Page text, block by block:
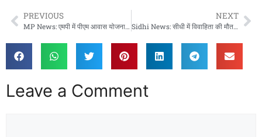
PREVIOUS
MP News: एमपी में पीएम आवास योजना में 152 करोड़ की वसूली, निकायों पर कार्रवाई
NEXT
Sidhi News: सीधी में विवाहिता की मौत से सनसनी, दहेज प्रताड़ना के आरोप
Leave a Comment